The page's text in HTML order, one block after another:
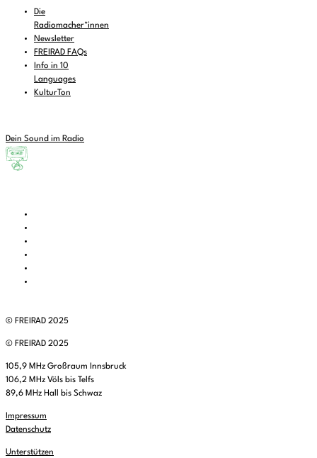
Die
Radiomacher*innen
Newsletter
FREIRAD FAQs
Info in 10
Languages
KulturTon
Dein Sound im Radio
© FREIRAD 2025
© FREIRAD 2025
105,9 MHz Großraum Innsbruck
106,2 MHz Völs bis Telfs
89,6 MHz Hall bis Schwaz
Impressum
Datenschutz
Unterstützen